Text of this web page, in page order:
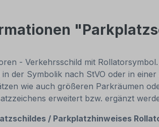
- Verkehrsschild mit
der Symbolik nach StVO oder in
wie auch größeren Parkräumen
erweitert bzw. ergänzt
/ Parkplatzhinweises